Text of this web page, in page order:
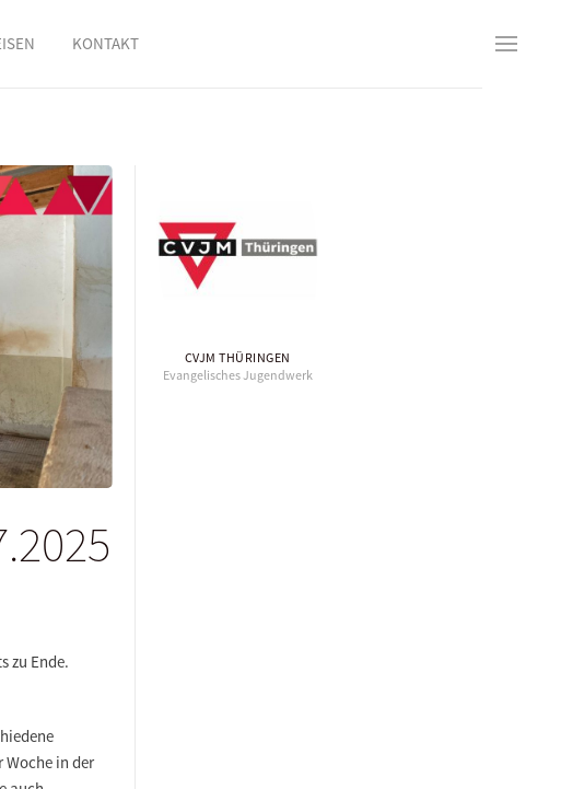
KONTAKT
zu Ende.
in der
CVJM THÜRINGEN
Evangelisches Jugendwerk